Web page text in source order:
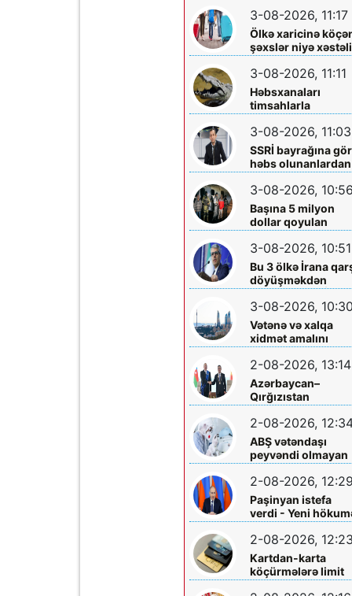
3-08-2026, 11:17
Ölkə xaricinə
şəxslər niyə
tapırlar?
3-08-2026, 11:11
Həbsxanaları
timsahlarla
mühafizə etmək
planı - Qalmaqal
yaratdı
3-08-2026, 11:03
SSRİ bayrağına
həbs olunanlardan
biri Elçin Bayramlı
imiş
3-08-2026, 10:56
Başına 5 milyon
dollar qoyulan
“Ponço” belə həbs
edildi
3-08-2026, 10:51
Bu 3 ölkə İrana
döyüşməkdən
imtina etdi - XİN
rəsmisi açıqladı
3-08-2026, 10:30
Vətənə və xalqa
xidmət amalını
yaşadan iş adamı –
Üzeyir İsmayılov
2-08-2026, 13:14
Azərbaycan–
Qırğızıstan
münasibətləri Orta
Dəhlizin inkişafına
təkan verir
2-08-2026,
ABŞ vətəndaşı
peyvəndi olmayan
nadir virusa
2-08-2026, 12:29
Paşinyan istefa
verdi - Yeni
formalaşdırılır
2-08-2026, 12:23
Kartdan-karta
köçürmələrə limit
qoyuldu